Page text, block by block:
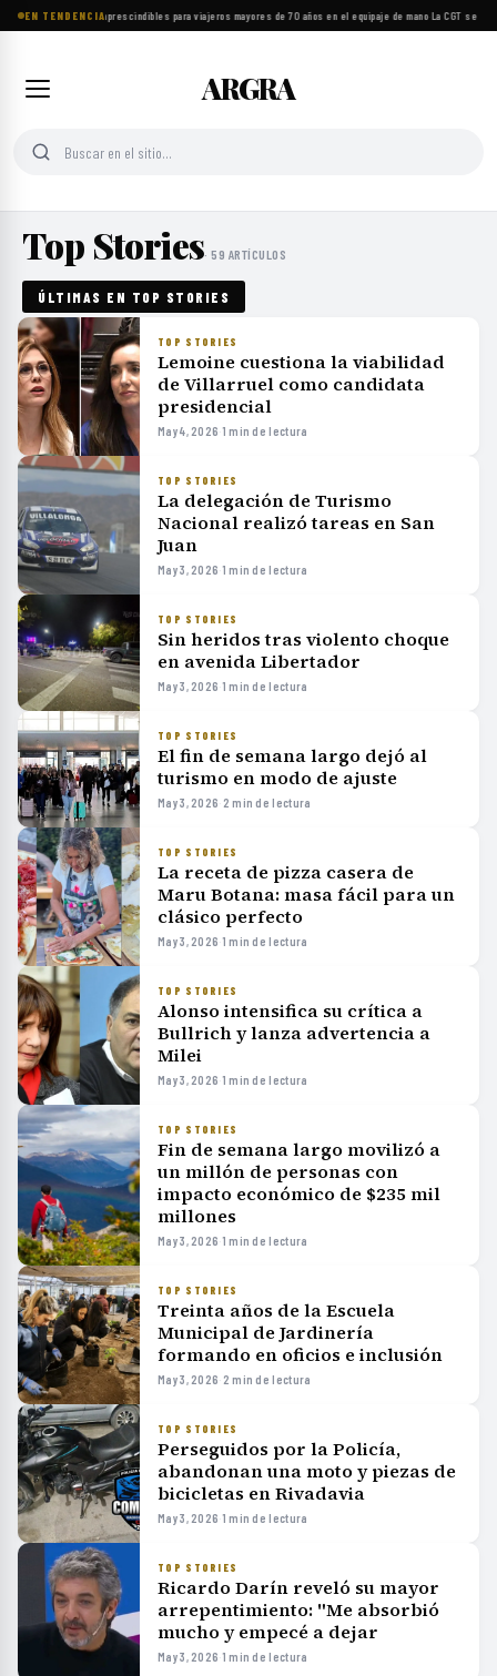
EN TENDENCIA
Ocho objetos imprescindibles para viajeros mayores de 70 años en el equipaje de mano· La CGT se
ARGRA
Top Stories· 59 ARTÍCULOS
ÚLTIMAS EN TOP STORIES
TOP STORIES
Lemoine cuestiona la viabilidad
de Villarruel como candidata
presidencial
May 4, 2026·1 min de lectura
TOP STORIES
La delegación de Turismo
Nacional realizó tareas en San
Juan
May 3, 2026·1 min de lectura
TOP STORIES
Sin heridos tras violento choque
en avenida Libertador
May 3, 2026·1 min de lectura
TOP STORIES
El fin de semana largo dejó al
turismo en modo de ajuste
May 3, 2026· 2 min de lectura
TOP STORIES
La receta de pizza casera de
Maru Botana: masa fácil para un
clásico perfecto
May 3, 2026·1 min de lectura
TOP STORIES
Alonso intensifica su crítica a
Bullrich y lanza advertencia a
Milei
May 3, 2026·1 min de lectura
TOP STORIES
Fin de semana largo movilizó a
un millón de personas con
impacto económico de $235 mil
millones
May 3, 2026·1 min de lectura
TOP STORIES
Treinta años de la Escuela
Municipal de Jardinería
formando en oficios e inclusión
May 3, 2026· 2 min de lectura
TOP STORIES
Perseguidos por la Policía,
abandonan una moto y piezas de
bicicletas en Rivadavia
May 3, 2026·1 min de lectura
TOP STORIES
Ricardo Darín reveló su mayor
arrepentimiento: "Me absorbió
mucho y empecé a dejar
May 3, 2026·1 min de lectura